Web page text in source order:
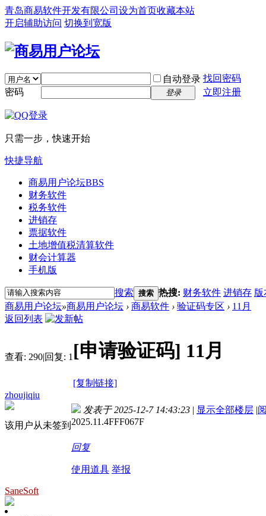
青岛商易软件开发有限公司 设为首页收藏本站
开启辅助访问 切换到宽版
自动登录 找回密码
密码
登录 立即注册
只需一步，快速开始
快捷导航
商易用户论坛BBS
财务软件
税务软件
进销存
票据软件
土地增值税清算软件
财会计算器
手机版
搜索 搜索 热搜: 财务软件 进销存 版
商易用户论坛»商易用户论坛 › 商易软件 › 验证码专区 › 11月
返回列表
查看: 290|回复: 1 [申请验证码] 11月
[复制链接]
zhoujiqiu
该用户从未签到
发表于 2025-12-7 14:43:23 | 显示全部楼层 |
2025.11.4FFF067F
回复
使用道具 举报
SaneSoft